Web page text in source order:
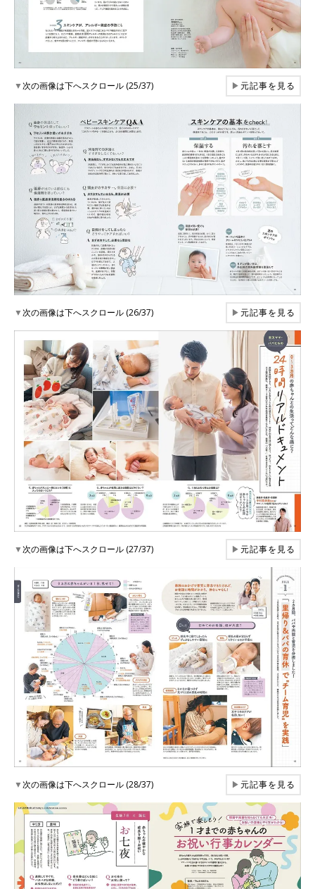
▼次の画像は下へスクロール (25/37) ▶元記事を見る
▼次の画像は下へスクロール (26/37) ▶元記事を見る
▼次の画像は下へスクロール (27/37) ▶元記事を見る
▼次の画像は下へスクロール (28/37) ▶元記事を見る